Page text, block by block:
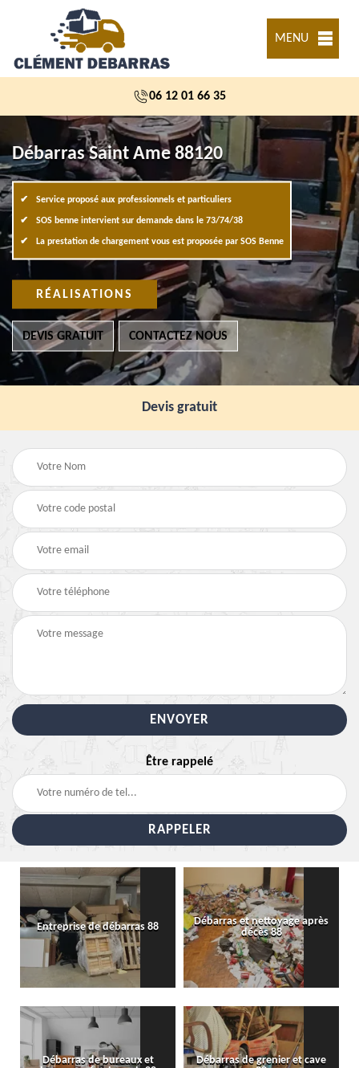
MENU
06 12 01 66 35
Débarras Saint Ame 88120
Service proposé aux professionnels et particuliers
SOS benne intervient sur demande dans le 73/74/38
La prestation de chargement vous est proposée par SOS Benne
RÉALISATIONS
DEVIS GRATUIT CONTACTEZ NOUS
Devis gratuit
Être rappelé
Entreprise de débarras 88
Débarras et nettoyage après
décès 88
Débarras de bureaux et
Débarras de grenier et cave